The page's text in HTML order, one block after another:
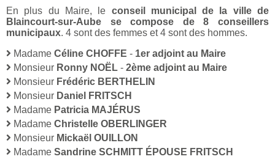
En plus du Maire, le conseil municipal de la ville de
Blaincourt-sur-Aube se compose de 8 conseillers
municipaux. 4 sont des femmes et 4 sont des hommes.
Madame Céline CHOFFE - 1er adjoint au Maire
Monsieur Ronny NOËL - 2ème adjoint au Maire
Monsieur Frédéric BERTHELIN
Monsieur Daniel FRITSCH
Madame Patricia MAJÉRUS
Madame Christelle OBERLINGER
Monsieur Mickaël OUILLON
Madame Sandrine SCHMITT ÉPOUSE FRITSCH